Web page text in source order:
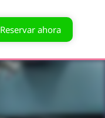
Reservar ahora